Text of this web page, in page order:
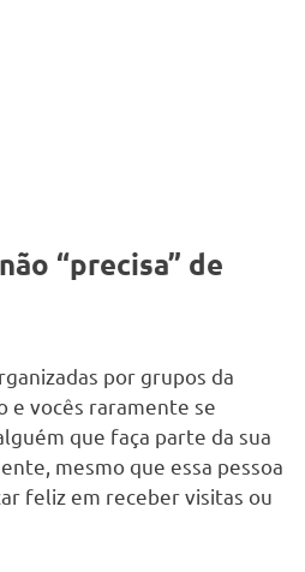
“precisa” de
por grupos da
e vocês raramente se
que faça parte da sua
mesmo que essa pessoa
feliz em receber visitas ou